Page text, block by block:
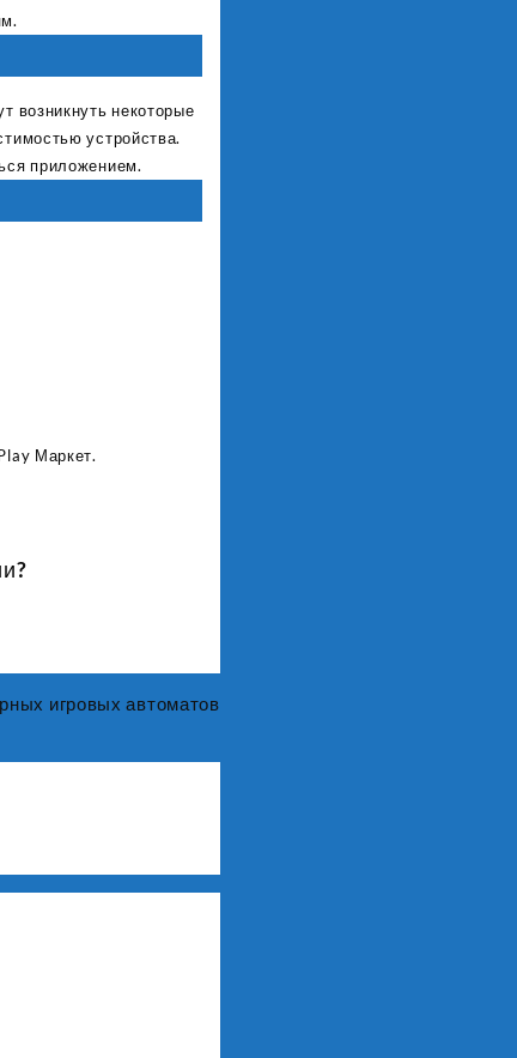
возникнуть некоторые
устройства.
приложением.
Маркет.
игровых автоматов